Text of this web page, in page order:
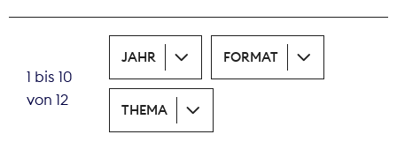
Nova Award
Pressefreiheit
1 bis 10
von 12
JAHR FORMAT
THEMA